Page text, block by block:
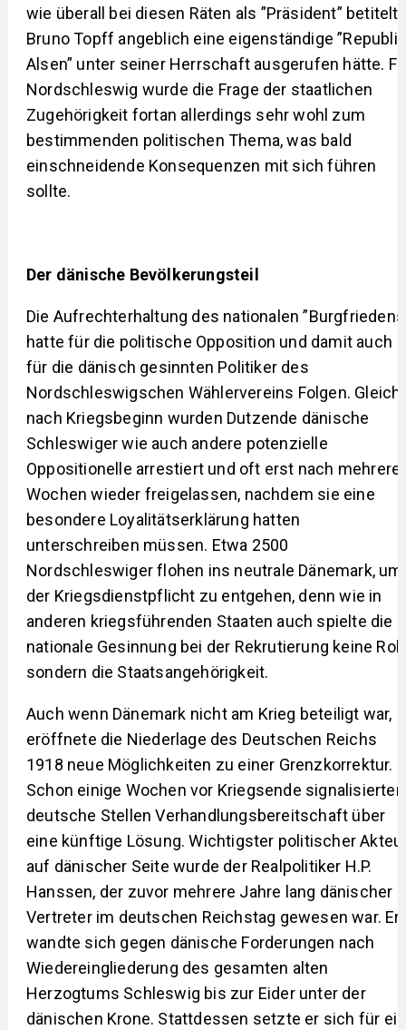
wie überall bei diesen Räten als ”Präsident” betitelt
Bruno Topff angeblich eine eigenständige ”Republik
Alsen” unter seiner Herrschaft ausgerufen hätte.
Nordschleswig wurde die Frage der staatlichen
Zugehörigkeit fortan allerdings sehr wohl zum
bestimmenden politischen Thema, was bald
einschneidende Konsequenzen mit sich führen
sollte.
Der dänische Bevölkerungsteil
Die Aufrechterhaltung des nationalen
hatte für die politische Opposition und damit auch
für die dänisch gesinnten Politiker des
Nordschleswigschen Wählervereins Folgen. Gleich
nach Kriegsbeginn wurden Dutzende dänische
Schleswiger wie auch andere potenzielle
Oppositionelle arrestiert und oft erst nach
Wochen wieder freigelassen, nachdem sie eine
besondere Loyalitätserklärung hatten
unterschreiben müssen. Etwa 2500
Nordschleswiger flohen ins neutrale Dänemark, um
der Kriegsdienstpflicht zu entgehen, denn wie in
anderen kriegsführenden Staaten auch spielte die
nationale Gesinnung bei der Rekrutierung keine
sondern die Staatsangehörigkeit.
Auch wenn Dänemark nicht am Krieg beteiligt war,
eröffnete die Niederlage des Deutschen Reichs
1918 neue Möglichkeiten zu einer Grenzkorrektur.
Schon einige Wochen vor Kriegsende signalisierten
deutsche Stellen Verhandlungsbereitschaft über
eine künftige Lösung. Wichtigster politischer
auf dänischer Seite wurde der Realpolitiker H.P.
Hanssen, der zuvor mehrere Jahre lang dänischer
Vertreter im deutschen Reichstag gewesen war. Er
wandte sich gegen dänische Forderungen nach
Wiedereingliederung des gesamten alten
Herzogtums Schleswig bis zur Eider unter der
dänischen Krone. Stattdessen setzte er sich für